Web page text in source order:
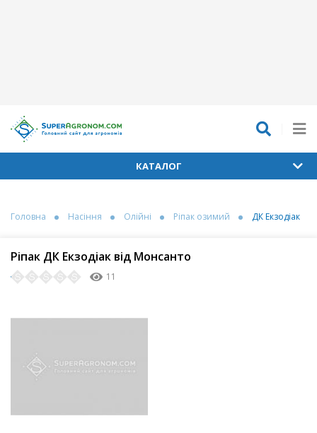
КАТАЛОГ
Головна Насіння Олійні Ріпак озимий ДК Екзодіак
Ріпак ДК Екзодіак від Монсанто
11